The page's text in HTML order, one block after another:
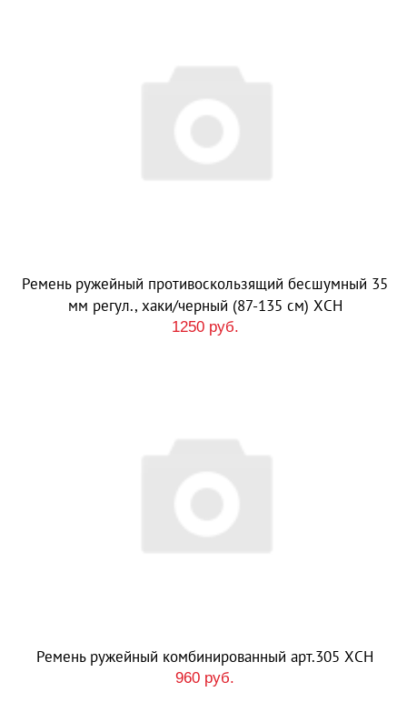
Ремень ружейный противоскользящий бесшумный 35
мм регул., хаки/черный (87-135 см) ХСН
1250 руб.
Ремень ружейный комбинированный арт.305 ХСН
960 руб.